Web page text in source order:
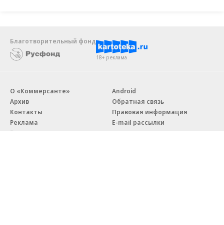
Благотворительный фонд
18+ реклама
О «Коммерсанте»
Архив
Контакты
Реклама
Вакансии
Android
Обратная связь
Правовая информация
E-mail рассылки